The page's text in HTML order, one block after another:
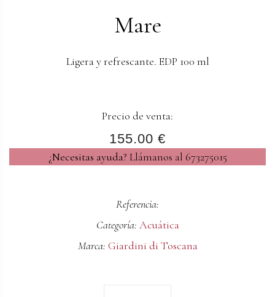
Mare
Ligera y refrescante. EDP 100 ml
Precio de venta:
155.00 €
¿Necesitas ayuda? Llámanos al 673275015
Referencia:
Categoría: Acuática
Marca: Giardini di Toscana